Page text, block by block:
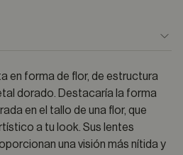
en forma de flor, de estructura
dorado. Destacaría la forma
en el tallo de una flor, que
a tu look. Sus lentes
una visión más nítida y